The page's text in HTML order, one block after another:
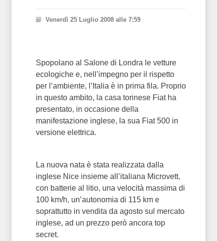
Venerdì 25 Luglio 2008 alle 7:59
Spopolano al Salone di Londra le vetture
ecologiche e, nell’impegno per il rispetto
per l’ambiente, l’Italia è in prima fila. Proprio
in questo ambito, la casa torinese Fiat ha
presentato, in occasione della
manifestazione inglese, la sua Fiat 500 in
versione elettrica.
La nuova nata è stata realizzata dalla
inglese Nice insieme all’italiana Microvett,
con batterie al litio, una velocità massima di
100 km/h, un’autonomia di 115 km e
soprattutto in vendita da agosto sul mercato
inglese, ad un prezzo però ancora top
secret.